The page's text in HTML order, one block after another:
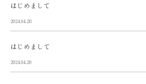
はじめまして
2024.04.26
はじめまして
2024.04.20